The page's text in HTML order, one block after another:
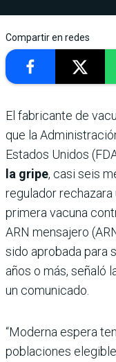
Compartir en redes
El fabricante de
que la
Estados Unidos
la gripe, casi seis
regulador rechazara
primera vacuna
ARN mensajero
sido aprobada para
años o más, señaló
un comunicado.
“Moderna espera
poblaciones